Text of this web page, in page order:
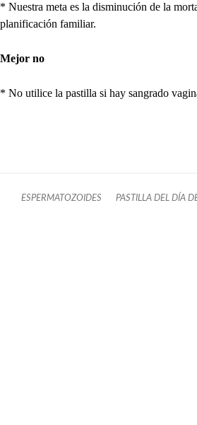
* Nuestra meta es la disminución de la
planificación familiar.
Mejor no
* No utilice la pastilla si hay sangrado
ESPERMATOZOIDES PASTILLA DEL DÍA